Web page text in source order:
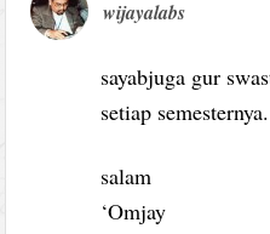
wijayalabs
sayabjuga gur
setiap semesternya.
salam
‘Omjay